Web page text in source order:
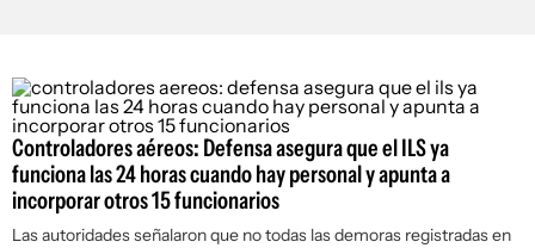
Controladores aéreos: Defensa asegura que el ILS ya
funciona las 24 horas cuando hay personal y apunta a
incorporar otros 15 funcionarios
Las autoridades señalaron que no todas las demoras registradas en